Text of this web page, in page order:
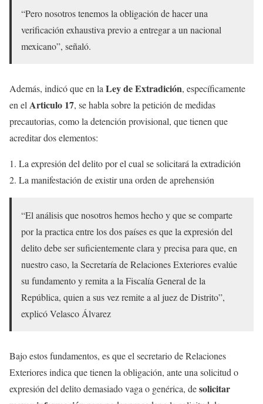
“Pero nosotros tenemos la obligación de hacer una
verificación exhaustiva previo a entregar a un nacional
mexicano”, señaló.
Además, indicó que en la Ley de Extradición, específicamente
en el Articulo 17, se habla sobre la petición de medidas
precautorias, como la detención provisional, que tienen que
acreditar dos elementos:
La expresión del delito por el cual se solicitará la extradición
La manifestación de existir una orden de aprehensión
“El análisis que nosotros hemos hecho y que se comparte
por la practica entre los dos países es que la expresión del
delito debe ser suficientemente clara y precisa para que, en
nuestro caso, la Secretaría de Relaciones Exteriores evalúe
su fundamento y remita a la Fiscalía General de la
República, quien a sus vez remite a al juez de Distrito”,
explicó Velasco Álvarez
Bajo estos fundamentos, es que el secretario de Relaciones
Exteriores indica que tienen la obligación, ante una solicitud o
expresión del delito demasiado vaga o genérica, desolicitar